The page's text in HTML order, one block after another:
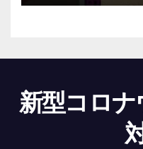
新型コロ